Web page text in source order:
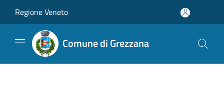
Regione Veneto
Comune di Grezzana